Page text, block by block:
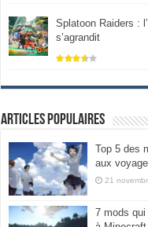
Splatoon Raiders :
s’agrandit
Articles populaires
Top 5 des
aux
21
7 mods